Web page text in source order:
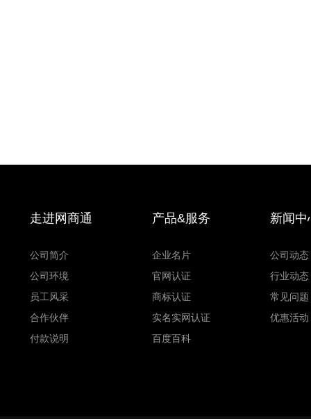
走进网商通
公司简介
公司环境
员工风采
合作伙伴
付款说明
产品&服务
企业名片
官网认证
商标认证
实名实网认证
百度百科
新闻中
公司动态
行业动态
常见问题
优惠活动